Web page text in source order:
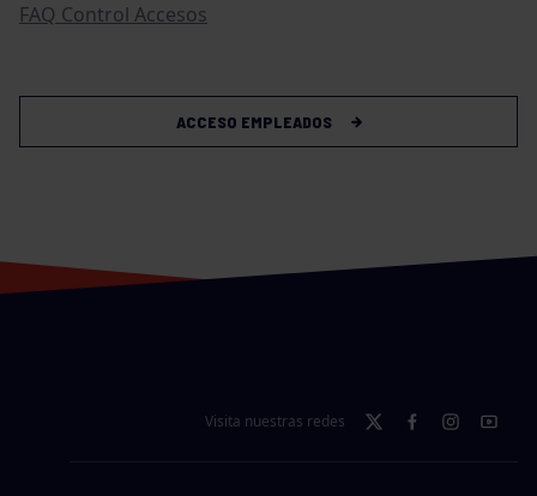
FAQ Control Accesos
ACCESO EMPLEADOS
Visita nuestras redes